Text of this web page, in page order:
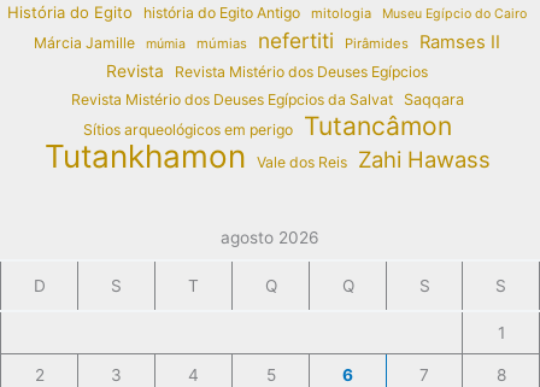
História do Egito
história do Egito Antigo mitologia Museu Egípcio do Cairo
Márcia Jamille múmia múmias nefertiti Pirâmides Ramses II
Revista
Revista Mistério dos Deuses Egípcios
Revista Mistério dos Deuses Egípcios da Salvat
Saqqara
Sítios arqueológicos em perigo
Tutancâmon
Tutankhamon Vale dos Reis Zahi Hawass
agosto 2026
D S T Q Q S S
1
2 3 4 5 6 7 8